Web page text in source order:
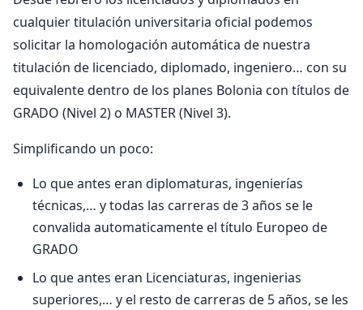
cualquier titulación universitaria oficial podemos
solicitar la homologación automática de nuestra
titulación de licenciado, diplomado, ingeniero… con su
equivalente dentro de los planes Bolonia con títulos de
GRADO (Nivel 2) o MASTER (Nivel 3).
Simplificando un poco:
Lo que antes eran diplomaturas, ingenierías
técnicas,… y todas las carreras de 3 años se le
convalida automaticamente el título Europeo de
GRADO
Lo que antes eran Licenciaturas, ingenierias
superiores,… y el resto de carreras de 5 años, se les